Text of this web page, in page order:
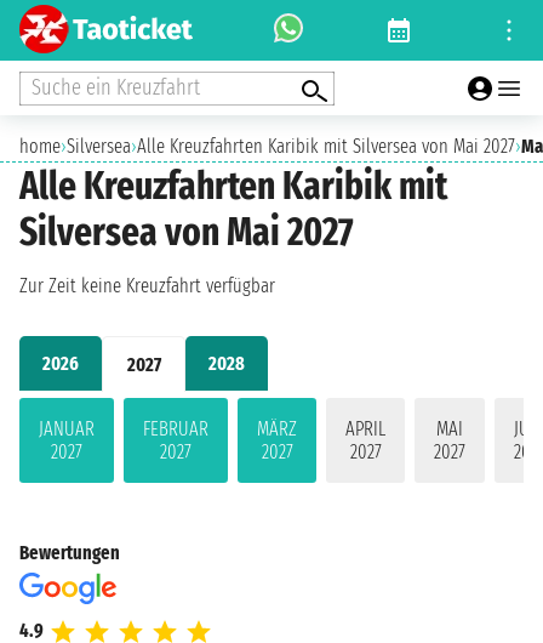
Suche ein Kreuzfahrt
home›Silversea›Alle Kreuzfahrten Karibik mit Silversea von Mai 2027›
Alle Kreuzfahrten Karibik mit
Silversea von Mai 2027
2026 2027 2028
JANUAR
2027
FEBRUAR
2027
MÄRZ
2027
APRIL
2027
MAI
2027
Zur Zeit keine Kreuzfahrt verfügbar
Bewertungen
4.9